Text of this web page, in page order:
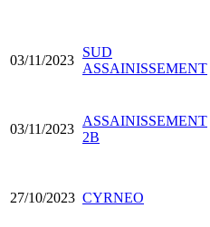
03/11/2023
SUD
ASSAINISSEMENT
03/11/2023
ASSAINISSEMENT
2B
27/10/2023 CYRNEO